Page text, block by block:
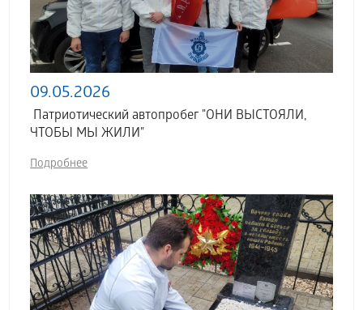
09.05.2026
Патриотический автопробег "ОНИ ВЫСТОЯЛИ,
ЧТОБЫ МЫ ЖИЛИ"
Подробнее